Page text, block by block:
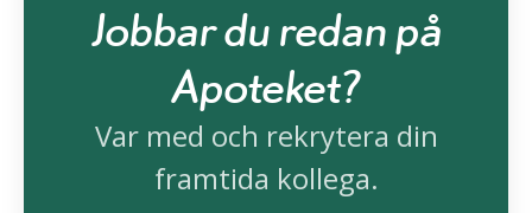
Jobbar du redan på
Apoteket?
Var med och rekrytera din
framtida kollega.